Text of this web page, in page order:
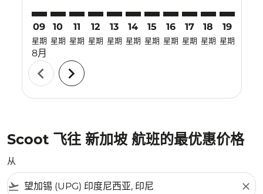
09
星期
8月
10
星期
11
星期
12
星期
13
星期
14
星期
15
星期
16
星期
17
星期
18
星期
19
星期
chevron_left chevron_right
Scoot 飞往 新加坡 航班的最优惠价格
从
flight_takeoff close